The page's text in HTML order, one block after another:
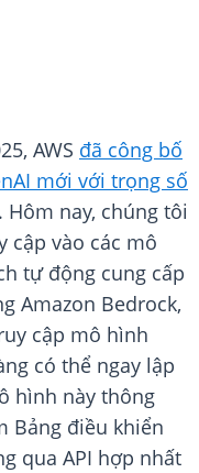
AWS đã công bố
mới với trọng số
. Hôm nay, chúng tôi
cập vào các mô
tự động cung cấp
Amazon Bedrock,
cập mô hình
có thể ngay lập
hình này thông
Bảng điều khiển
qua API hợp nhất